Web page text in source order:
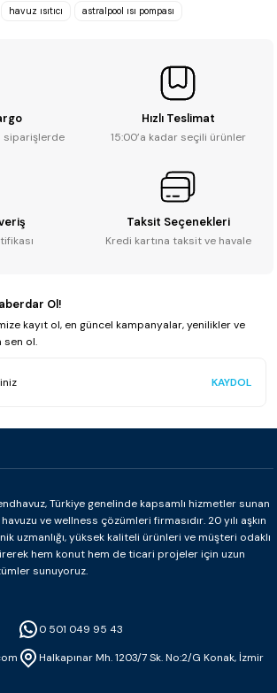
havuz ısıtıcı astralpool ısı pompası
siparişlerde
Hızlı Teslimat
15:00’a kadar seçili ürünler
Taksit Seçenekleri
Kredi kartına taksit ve havale
Ol!
kayıt ol, en güncel kampanyalar, yenilikler ve
sen ol.
KAYDOL
Türkiye genelinde kapsamlı hizmetler sunan
ve wellness çözümleri firmasıdır. 20 yılı aşkın
uzmanlığı, yüksek kaliteli ürünleri ve müşteri odaklı
hem konut hem de ticari projeler için uzun
sunuyoruz.
0 501 049 95 43
Halkapınar Mh. 1203/7 Sk. No:2/G Konak, İzmir